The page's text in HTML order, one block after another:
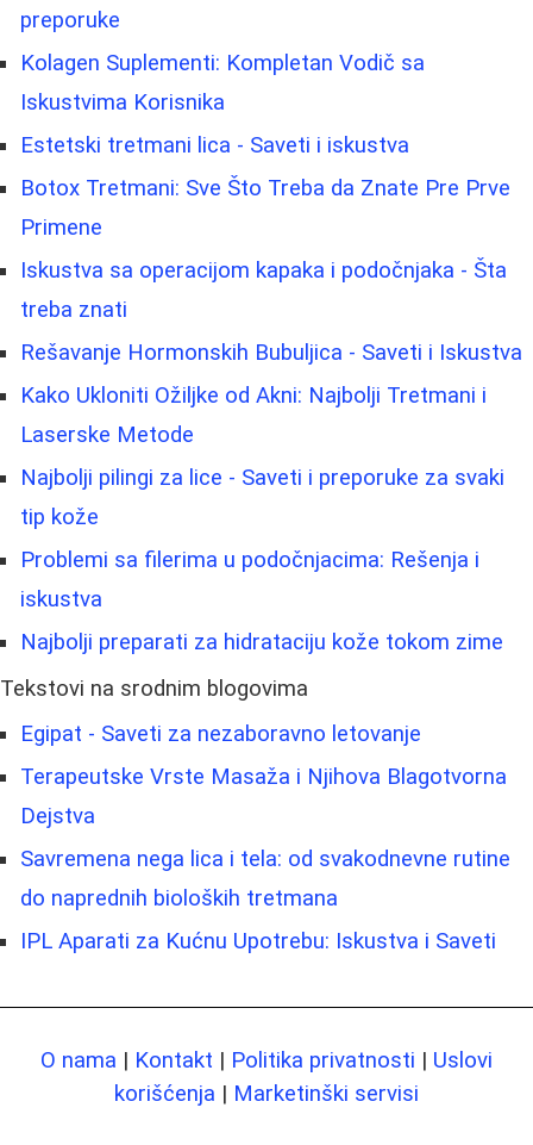
preporuke
Kolagen Suplementi: Kompletan Vodič sa
Iskustvima Korisnika
Estetski tretmani lica - Saveti i iskustva
Botox Tretmani: Sve Što Treba da Znate Pre Prve
Primene
Iskustva sa operacijom kapaka i podočnjaka - Šta
treba znati
Rešavanje Hormonskih Bubuljica - Saveti i Iskustva
Kako Ukloniti Ožiljke od Akni: Najbolji Tretmani i
Laserske Metode
Najbolji pilingi za lice - Saveti i preporuke za svaki
tip kože
Problemi sa filerima u podočnjacima: Rešenja i
iskustva
Najbolji preparati za hidrataciju kože tokom zime
Tekstovi na srodnim blogovima
Egipat - Saveti za nezaboravno letovanje
Terapeutske Vrste Masaža i Njihova Blagotvorna
Dejstva
Savremena nega lica i tela: od svakodnevne rutine
do naprednih bioloških tretmana
IPL Aparati za Kućnu Upotrebu: Iskustva i Saveti
O nama | Kontakt | Politika privatnosti | Uslovi
korišćenja | Marketinški servisi